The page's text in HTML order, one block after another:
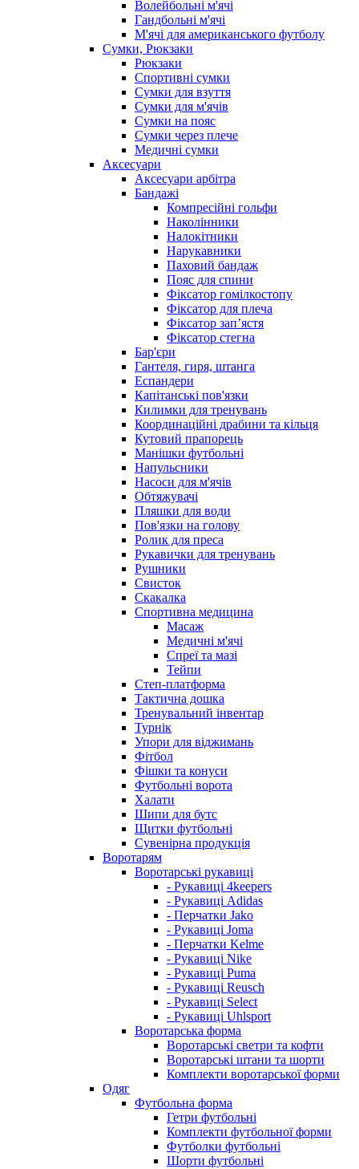
Волейбольні м'ячі
Гандбольні м'ячі
М'ячі для американського футболу
Сумки, Рюкзаки
Рюкзаки
Спортивні сумки
Сумки для взуття
Сумки для м'ячів
Сумки на пояс
Сумки через плече
Медичні сумки
Аксесуари
Аксесуари арбітра
Бандажі
Компресійні гольфи
Наколінники
Налокітники
Нарукавники
Паховий бандаж
Пояс для спини
Фіксатор гомілкостопу
Фіксатор для плеча
Фіксатор запʼястя
Фіксатор стегна
Бар'єри
Гантеля, гиря, штанга
Еспандери
Капітанські пов'язки
Килимки для тренувань
Координаційні драбини та кільця
Кутовий прапорець
Манішки футбольні
Напульсники
Насоси для м'ячів
Обтяжувачі
Пляшки для води
Пов'язки на голову
Ролик для преса
Рукавички для тренувань
Рушники
Свисток
Скакалка
Спортивна медицина
Масаж
Медичні м'ячі
Спреї та мазі
Тейпи
Степ-платформа
Тактична дошка
Тренувальний інвентар
Турнік
Упори для віджимань
Фітбол
Фішки та конуси
Футбольні ворота
Халати
Шипи для бутс
Щитки футбольні
Сувенірна продукція
Воротарям
Воротарські рукавиці
- Рукавиці 4keepers
- Рукавиці Adidas
- Перчатки Jako
- Рукавиці Joma
- Перчатки Kelme
- Рукавиці Nike
- Рукавиці Puma
- Рукавиці Reusch
- Рукавиці Select
- Рукавиці Uhlsport
Воротарська форма
Воротарські светри та кофти
Воротарські штани та шорти
Комплекти воротарської форми
Одяг
Футбольна форма
Гетри футбольні
Комплекти футбольної форми
Футболки футбольні
Шорти футбольні